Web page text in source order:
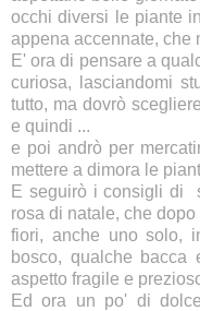
occhi diversi le piante
appena accennate, che
E' ora di pensare a
curiosa, lasciandomi
tutto, ma dovrò
e quindi ...
e poi andrò per
mettere a dimora le
E seguirò i consigli di
rosa di natale, che
fiori, anche uno solo,
bosco, qualche bacca
aspetto fragile e
Ed ora un po' di